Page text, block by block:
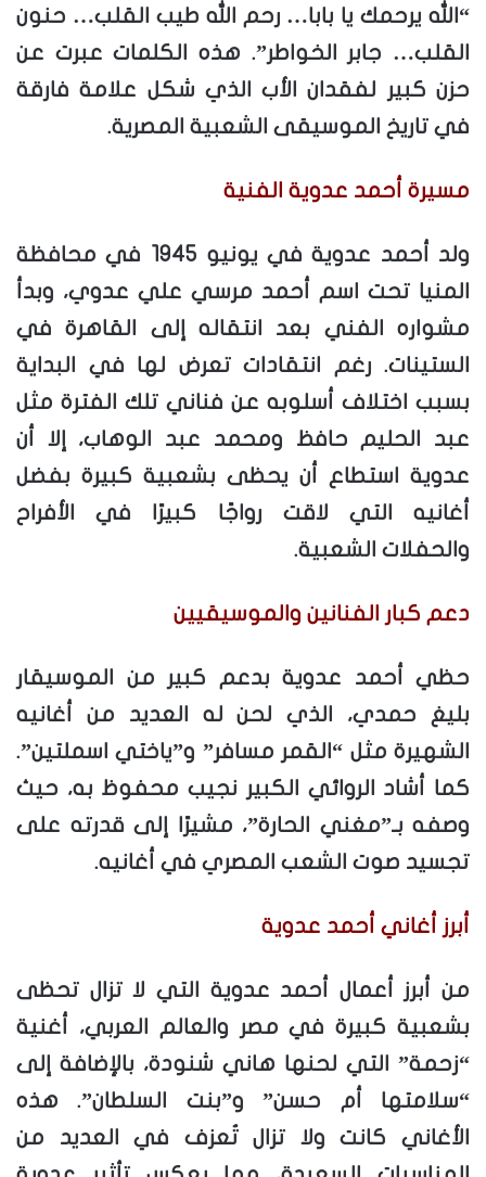
“الله يرحمك يا بابا… رحم الله طيب القلب… حنون
القلب… جابر الخواطر”. هذه الكلمات عبرت عن
حزن كبير لفقدان الأب الذي شكل علامة فارقة
في تاريخ الموسيقى الشعبية المصرية.
مسيرة أحمد عدوية الفنية
ولد أحمد عدوية في يونيو 1945 في محافظة
المنيا تحت اسم أحمد مرسي علي عدوي، وبدأ
مشواره الفني بعد انتقاله إلى القاهرة في
الستينات. رغم انتقادات تعرض لها في البداية
بسبب اختلاف أسلوبه عن فناني تلك الفترة مثل
عبد الحليم حافظ ومحمد عبد الوهاب، إلا أن
عدوية استطاع أن يحظى بشعبية كبيرة بفضل
أغانيه التي لاقت رواجًا كبيرًا في الأفراح
والحفلات الشعبية.
دعم كبار الفنانين والموسيقيين
حظي أحمد عدوية بدعم كبير من الموسيقار
بليغ حمدي، الذي لحن له العديد من أغانيه
الشهيرة مثل “القمر مسافر” و”ياختي اسملتين”.
كما أشاد الروائي الكبير نجيب محفوظ به، حيث
وصفه بـ”مغني الحارة”، مشيرًا إلى قدرته على
تجسيد صوت الشعب المصري في أغانيه.
أبرز أغاني أحمد عدوية
من أبرز أعمال أحمد عدوية التي لا تزال تحظى
بشعبية كبيرة في مصر والعالم العربي، أغنية
“زحمة” التي لحنها هاني شنودة، بالإضافة إلى
“سلامتها أم حسن” و”بنت السلطان”. هذه
الأغاني كانت ولا تزال تُعزف في العديد من